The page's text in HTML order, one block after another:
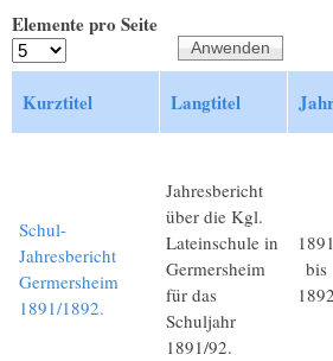
Elemente pro Seite
Kurztitel Langtitel
Schul-
Jahresbericht
Germersheim
1891/1892.
Jahresbericht
über die Kgl.
Lateinschule in
Germersheim
für das
Schuljahr
1891/92.
1891
bis
1892